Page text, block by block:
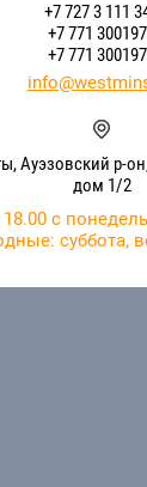
+7 727 3 111
+7 771
+7 771
Ауэзовский р-
дом 1/2
с
суббота,